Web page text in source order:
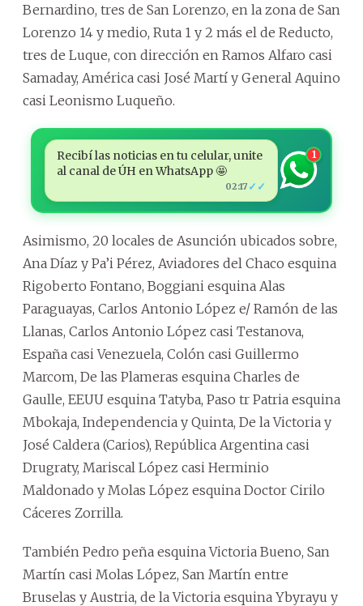
Bernardino, tres de San Lorenzo, en la zona de San
Lorenzo 14 y medio, Ruta 1 y 2 más el de Reducto,
tres de Luque, con dirección en Ramos Alfaro casi
Samaday, América casi José Martí y General Aquino
casi Leonismo Luqueño.
Recibí las noticias en tu celular, unite
al canal de ÚH en WhatsApp 🤩
02:17 ✓✓
1
Asimismo, 20 locales de Asunción ubicados sobre,
Ana Díaz y Pa’i Pérez, Aviadores del Chaco esquina
Rigoberto Fontano, Boggiani esquina Alas
Paraguayas, Carlos Antonio López e/ Ramón de las
Llanas, Carlos Antonio López casi Testanova,
España casi Venezuela, Colón casi Guillermo
Marcom, De las Plameras esquina Charles de
Gaulle, EEUU esquina Tatyba, Paso tr Patria esquina
Mbokaja, Independencia y Quinta, De la Victoria y
José Caldera (Carios), República Argentina casi
Drugraty, Mariscal López casi Herminio
Maldonado y Molas López esquina Doctor Cirilo
Cáceres Zorrilla.
También Pedro peña esquina Victoria Bueno, San
Martín casi Molas López, San Martín entre
Bruselas y Austria, de la Victoria esquina Ybyrayu y